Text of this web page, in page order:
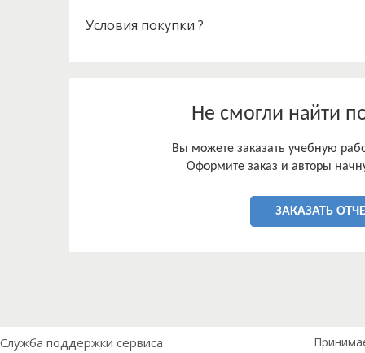
Задачи практики:
Основной задачей преддипломной практики
Условия покупки ?
Не смогли найти
Вы можете заказать учебную
Оформите заказ и авторы
ЗАКАЗАТЬ
Служба поддержки сервиса